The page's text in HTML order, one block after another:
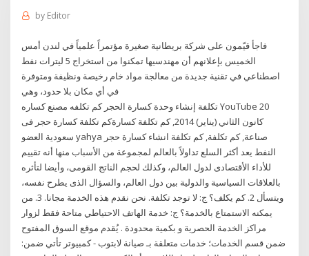
by Editor
فاجأ قيّمون على شركة بريطانية صغيرة مؤتمراً علمياً في لندن أمس
الخميس بإعلانهم أن مهندسيها تمكنوا من استخراج 5 ليترات نفط
اصطناعي في تقنية جديدة من معالجة مواد خام رخيصة ونظيفة ومتوفرة
في أي مكان بلا حدود، وهي
تكلفة إنشاء وحدة كسارة الحجر كم تكلفه مصنع كساره YouTube 20
كانون الثاني (يناير) 2014, كم تكلفة كسارةكم تكلفة كسارة حجر فى
سعودية العضو yahya صناعة, كم تكلفة, كم تكلفة انشاء كسارة حجر
النفط يعد أكثر السلع تداولاً بالعالم لمجموعة من الأسباب منها أنه تقييم
للأداء الأقتصادى لدول العالم، وكذلك لحجم الناتج القومى، وأيضا لتأثره
بالعلاقات السياسية والدولية بين دول العالم، والسؤال الذى يطرح نفسه،
ويتسأل 2. كم يكلف؟ ج: لا توجد تكلفة. نحن نقدم هذه الخدمة مجانا. 3. من
يمكنه الاستمتاع بالخدمة؟ ج: خدمة الهاتف الاحتياطي متاحة فقط لزوار
مراكز الخدمة الحصرية و بكمية محدودة . يُقدم موقع السوق المفتوح
ضمن قسم الخدمات؛ خدمات متعلقة بـ صيانة لابتوب - كمبيوتر تأتي ضمن: